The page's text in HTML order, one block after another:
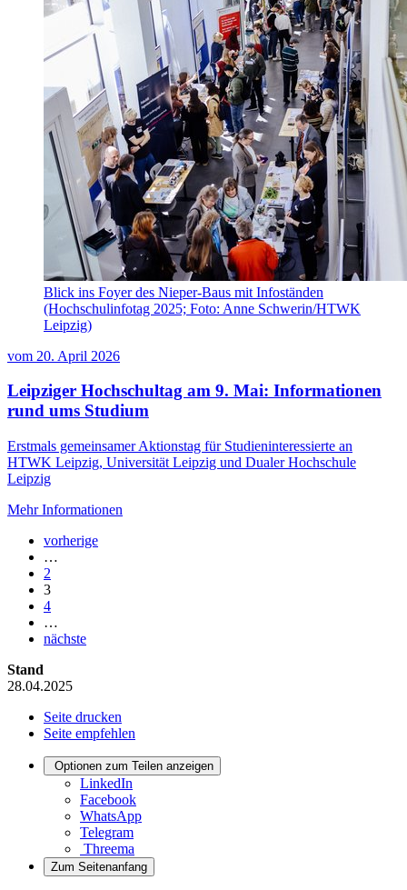
Blick ins Foyer des Nieper-Baus mit Infoständen
(Hochschulinfotag 2025; Foto: Anne Schwerin/HTWK
Leipzig)
vom 20. April 2026
Leipziger Hochschultag am 9. Mai: Informationen
rund ums Studium
Erstmals gemeinsamer Aktionstag für Studieninteressierte an
HTWK Leipzig, Universität Leipzig und Dualer Hochschule
Leipzig
Mehr Informationen
vorherige
…
2
3
4
…
nächste
Stand
28.04.2025
Seite drucken
Seite empfehlen
Optionen zum Teilen anzeigen
LinkedIn
Facebook
WhatsApp
Telegram
Threema
Zum Seitenanfang